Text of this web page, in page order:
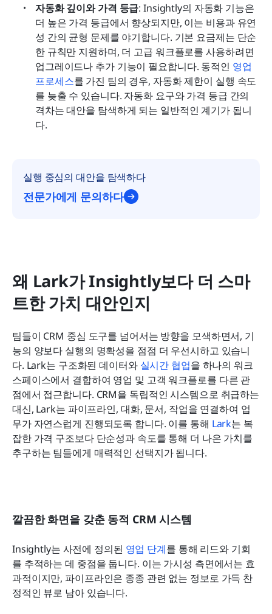
자동화 깊이와 가격 등급: Insightly의 자동화 기능은
더 높은 가격 등급에서 향상되지만, 이는 비용과 유연
성 간의 균형 문제를 야기합니다. 기본 요금제는 단순
한 규칙만 지원하며, 더 고급 워크플로를 사용하려면
업그레이드나 추가 기능이 필요합니다. 동적인 영업
프로세스를 가진 팀의 경우, 자동화 제한이 실행 속도
를 늦출 수 있습니다. 자동화 요구와 가격 등급 간의
격차는 대안을 탐색하게 되는 일반적인 계기가 됩니
다.
실행 중심의 대안을 탐색하다
전문가에게 문의하다
왜 Lark가 Insightly보다 더 스마
트한 가치 대안인지
팀들이 CRM 중심 도구를 넘어서는 방향을 모색하면서, 기
능의 양보다 실행의 명확성을 점점 더 우선시하고 있습니
다. Lark는 구조화된 데이터와 실시간 협업을 하나의 워크
스페이스에서 결합하여 영업 및 고객 워크플로를 다른 관
점에서 접근합니다. CRM을 독립적인 시스템으로 취급하는
대신, Lark는 파이프라인, 대화, 문서, 작업을 연결하여 업
무가 자연스럽게 진행되도록 합니다. 이를 통해 Lark는 복
잡한 가격 구조보다 단순성과 속도를 통해 더 나은 가치를
추구하는 팀들에게 매력적인 선택지가 됩니다.
깔끔한 화면을 갖춘 동적 CRM 시스템
Insightly는 사전에 정의된 영업 단계를 통해 리드와 기회
를 추적하는 데 중점을 둡니다. 이는 가시성 측면에서는 효
과적이지만, 파이프라인은 종종 관련 없는 정보로 가득 찬
정적인 뷰로 남아 있습니다.